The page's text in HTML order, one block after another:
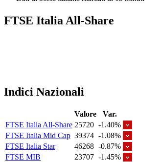
FTSE Italia All-Share
Indici Nazionali
Valore
Var.
FTSE Italia All-Share 25720 -1.40%
FTSE Italia Mid Cap 39374 -1.08%
FTSE Italia Star
46268 -0.87%
FTSE MIB
23707 -1.45%